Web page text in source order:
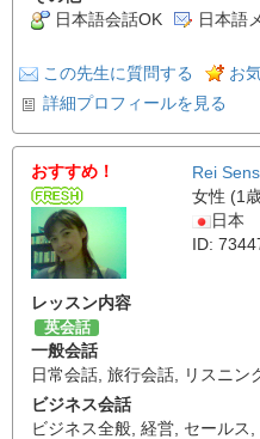
日本語会話OK
日本語
この先生に質問する
お
詳細プロフィールを見る
おすすめ！
Rei
女性 (1
日本
ID:
レッスン内容
英会話
一般会話
日常会話 旅行会話 リスニン
ビジネス会話
ビジネス全般 経営 セールス